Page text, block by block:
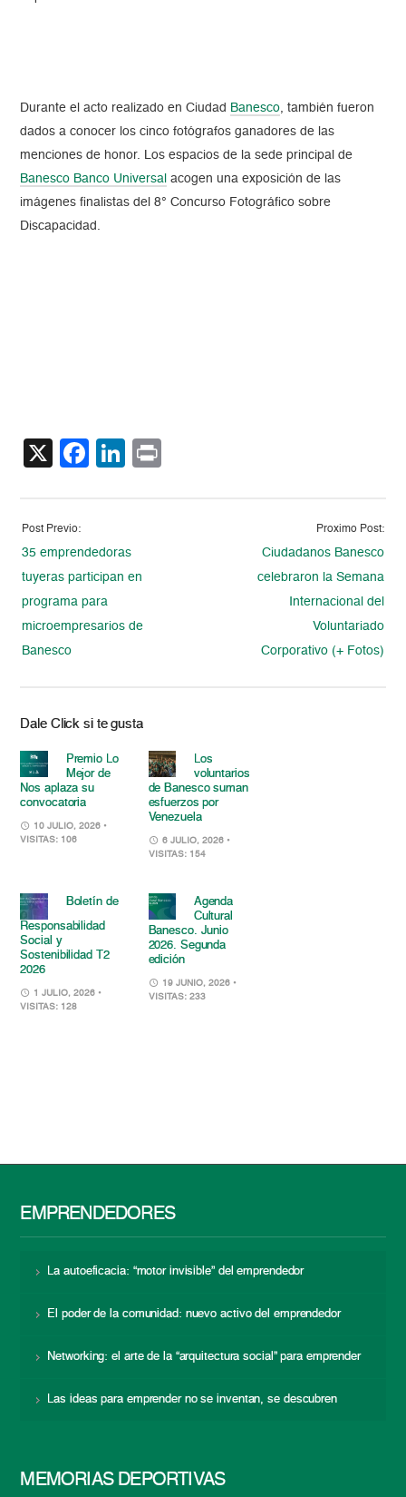
Durante el acto realizado en Ciudad Banesco, también fueron
dados a conocer los cinco fotógrafos ganadores de las
menciones de honor. Los espacios de la sede principal de
Banesco Banco Universal acogen una exposición de las
imágenes finalistas del 8° Concurso Fotográfico sobre
Discapacidad.
X Facebook
LinkedIn
Post Previo:
35 emprendedoras
tuyeras participan en
programa para
microempresarios de
Banesco
Proximo Post:
Ciudadanos Banesco
celebraron la Semana
Internacional del
Voluntariado
Corporativo (+ Fotos)
Dale Click si te gusta
Premio Lo
Mejor de
Nos aplaza su
convocatoria
10 JULIO, 2026 •
VISITAS: 106
Los
voluntarios
de Banesco suman
esfuerzos por
Venezuela
6 JULIO, 2026 •
VISITAS: 154
Boletín de
Responsabilidad
Social y
Sostenibilidad T2
2026
1 JULIO, 2026 •
VISITAS: 128
Agenda
Cultural
Banesco. Junio
2026. Segunda
edición
19 JUNIO, 2026 •
VISITAS: 233
EMPRENDEDORES
La autoeficacia: “motor invisible” del emprendedor
El poder de la comunidad: nuevo activo del emprendedor
Networking: el arte de la “arquitectura social” para emprender
Las ideas para emprender no se inventan, se descubren
MEMORIAS DEPORTIVAS